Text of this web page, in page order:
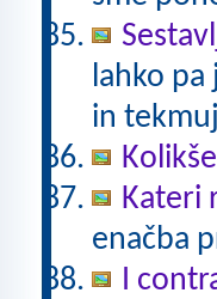
lahko
in
Kateri
enačba
I